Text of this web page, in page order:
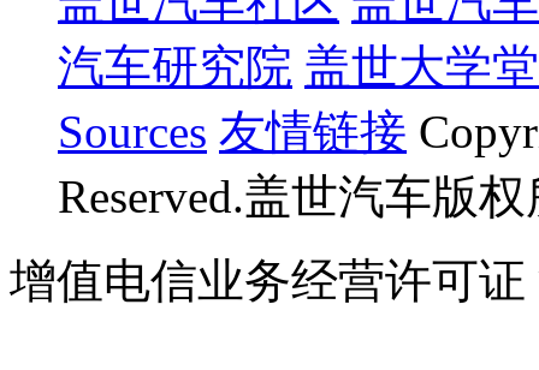
汽车研究院 盖世大学堂
Sources 友情链接
Reserved.盖世汽车版
增值电信业务经营许可证